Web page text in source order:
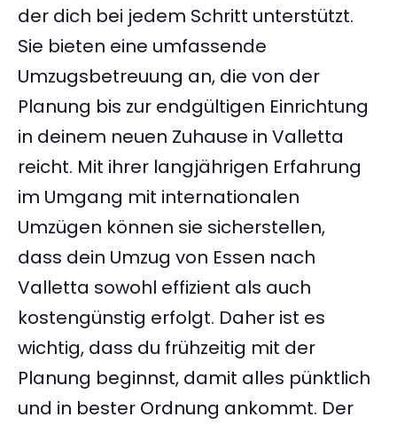
der dich bei jedem Schritt unterstützt.
Sie bieten eine umfassende
Umzugsbetreuung an, die von der
Planung bis zur endgültigen Einrichtung
in deinem neuen Zuhause in Valletta
reicht. Mit ihrer langjährigen Erfahrung
im Umgang mit internationalen
Umzügen können sie sicherstellen,
dass dein Umzug von Essen nach
Valletta sowohl effizient als auch
kostengünstig erfolgt. Daher ist es
wichtig, dass du frühzeitig mit der
Planung beginnst, damit alles pünktlich
und in bester Ordnung ankommt. Der